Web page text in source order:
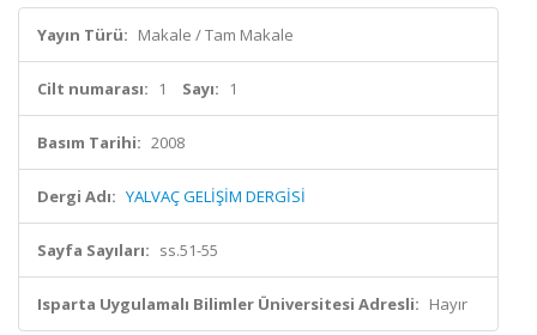
Yayın Türü: Makale / Tam Makale
Cilt numarası: 1 Sayı: 1
Basım Tarihi: 2008
Dergi Adı: YALVAÇ GELİŞİM DERGİSİ
Sayfa Sayıları: ss.51-55
Isparta Uygulamalı Bilimler Üniversitesi Adresli: Hayır